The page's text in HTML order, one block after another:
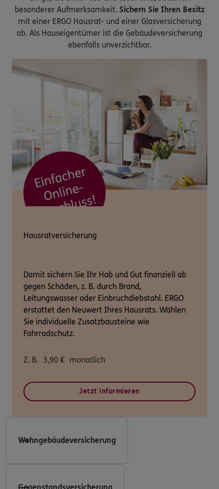
besonderer Aufmerksamkeit. Sichern Sie Ihren Besitz
mit einer ERGO Hausrat- und einer Glasversicherung
ab. Als Hauseigentümer ist die Gebäudeversicherung
ebenfalls unverzichtbar.
Hausratversicherung
Damit sichern Sie Ihr Hab und Gut finanziell ab
gegen Schäden, z. B. durch Brand,
Leitungswasser oder Einbruchdiebstahl. ERGO
erstattet den Neuwert Ihres Hausrats. Wählen
Sie individuelle Zusatzbausteine wie
Fahrradschutz.
Z. B. 3,90 € monatlich
Jetzt informieren
Wohngebäudeversicherung